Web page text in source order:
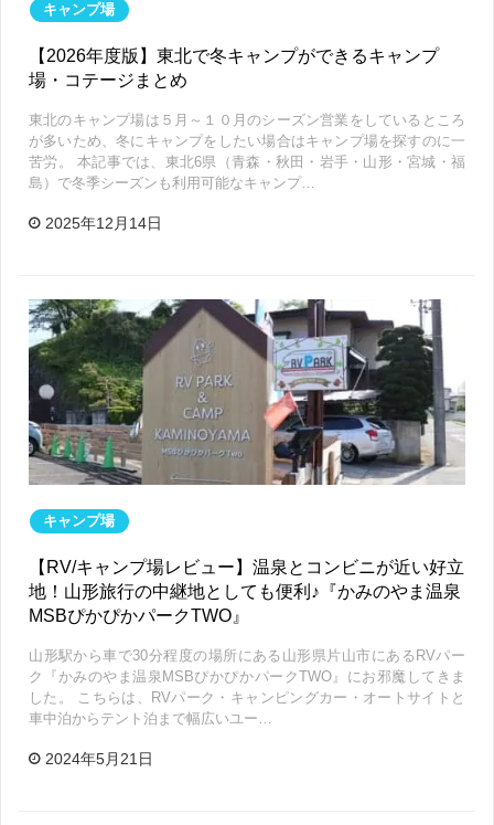
キャンプ場
【2026年度版】東北で冬キャンプができるキャンプ
場・コテージまとめ
東北のキャンプ場は５月～１０月のシーズン営業をしているところ
が多いため、冬にキャンプをしたい場合はキャンプ場を探すのに一
苦労。 本記事では、東北6県（青森・秋田・岩手・山形・宮城・福
島）で冬季シーズンも利用可能なキャンプ…
2025年12月14日
キャンプ場
【RV/キャンプ場レビュー】温泉とコンビニが近い好立
地！山形旅行の中継地としても便利♪『かみのやま温泉
MSBぴかぴか​パークTWO』
山形駅から車で30分程度の場所にある山形県片山市にあるRVパー
ク『かみのやま温泉MSBぴかぴか​パークTWO』にお邪魔してきま
した。 こちらは、RVパーク・キャンピングカー・オートサイトと
車中泊からテント泊まで幅広いユー…
2024年5月21日